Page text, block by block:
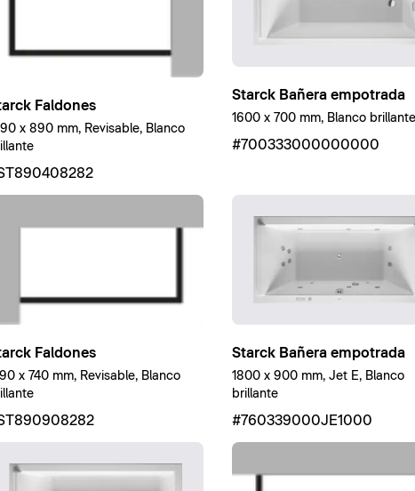
Faldones
x 890 mm, Revisable, Blanco
Starck Bañera empotrada
1600 x 700 mm, Blanco brillante
#700333000000000
Faldones
x 740 mm, Revisable, Blanco
Starck Bañera empotrada
1800 x 900 mm, Jet E, Blanco
brillante
#760339000JE1000